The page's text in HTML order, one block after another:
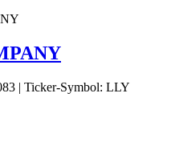
| Ticker-Symbol: LLY